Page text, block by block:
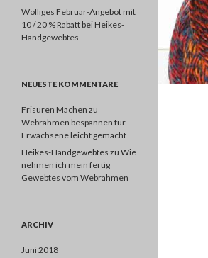
Wolliges Februar-Angebot mit
10 / 20 % Rabatt bei Heikes-
Handgewebtes
NEUESTE KOMMENTARE
Frisuren Machen zu
Webrahmen bespannen für
Erwachsene leicht gemacht
Heikes-Handgewebtes zu Wie
nehmen ich mein fertig
Gewebtes vom Webrahmen
ARCHIV
Juni 2018